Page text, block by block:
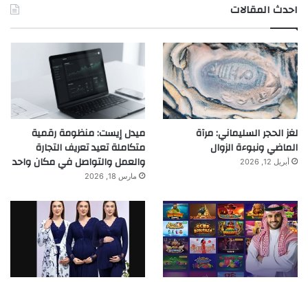
احدث المقالات
لغز الحجر السليماني: مرآة
الماضي ونبوءة الزوال
أبريل 12, 2026
ميدل إيست: منظومة رقمية
متكاملة تعيد تعريف التجارة
والعمل والتواصل في مكان واحد
مارس 18, 2026